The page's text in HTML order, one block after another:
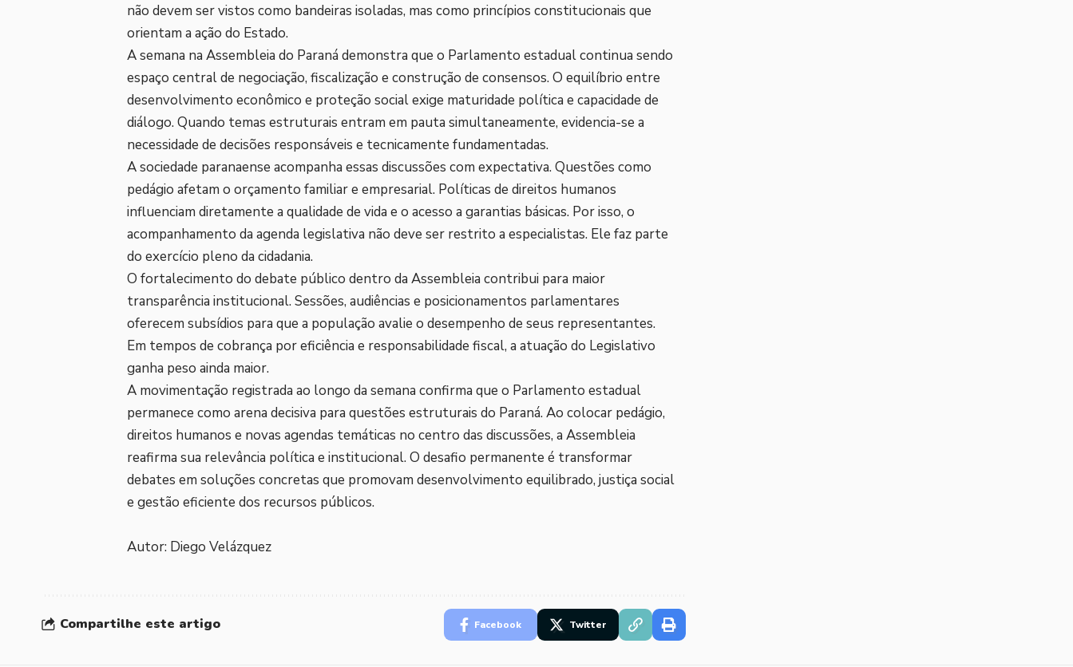
não devem ser vistos como bandeiras isoladas, mas como princípios constitucionais que
orientam a ação do Estado.
A semana na Assembleia do Paraná demonstra que o Parlamento estadual continua sendo
espaço central de negociação, fiscalização e construção de consensos. O equilíbrio entre
desenvolvimento econômico e proteção social exige maturidade política e capacidade de
diálogo. Quando temas estruturais entram em pauta simultaneamente, evidencia-se a
necessidade de decisões responsáveis e tecnicamente fundamentadas.
A sociedade paranaense acompanha essas discussões com expectativa. Questões como
pedágio afetam o orçamento familiar e empresarial. Políticas de direitos humanos
influenciam diretamente a qualidade de vida e o acesso a garantias básicas. Por isso, o
acompanhamento da agenda legislativa não deve ser restrito a especialistas. Ele faz parte
do exercício pleno da cidadania.
O fortalecimento do debate público dentro da Assembleia contribui para maior
transparência institucional. Sessões, audiências e posicionamentos parlamentares
oferecem subsídios para que a população avalie o desempenho de seus representantes.
Em tempos de cobrança por eficiência e responsabilidade fiscal, a atuação do Legislativo
ganha peso ainda maior.
A movimentação registrada ao longo da semana confirma que o Parlamento estadual
permanece como arena decisiva para questões estruturais do Paraná. Ao colocar pedágio,
direitos humanos e novas agendas temáticas no centro das discussões, a Assembleia
reafirma sua relevância política e institucional. O desafio permanente é transformar
debates em soluções concretas que promovam desenvolvimento equilibrado, justiça social
e gestão eficiente dos recursos públicos.
Autor: Diego Velázquez
Compartilhe este artigo Facebook Twitter